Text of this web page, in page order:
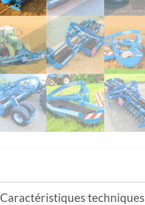
Caractéristiques techniques